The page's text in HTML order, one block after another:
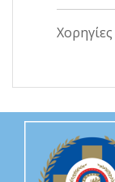
Χορηγίες